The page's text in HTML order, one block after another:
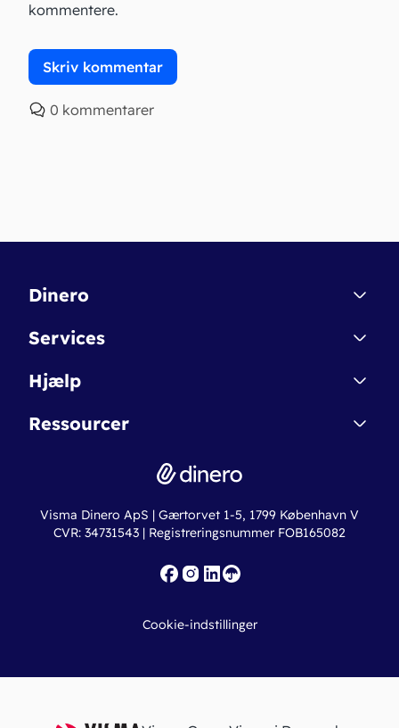
kommentere.
0 kommentarer
Dinero
Kontakt
Betingelser & Sikkerhed
Nye funktioner
Services
Dinero Starter
Dinero Pro
Erhvervslån
Fakturaskabeloner
Hjælp
Regnskabsordbogen
Online regnskabskurser
Ressourcer
Ny virksomhed
Iværksætterlegat
Visma Dinero ApS | Gærtorvet 1-5, 1799 København V
CVR: 34731543 | Registreringsnummer FOB165082
Cookie-indstillinger